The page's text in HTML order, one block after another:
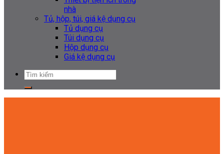
nhà
Tủ, hộp, túi, giá kệ dụng cụ
Tủ dụng cụ
Túi dụng cụ
Hộp dụng cụ
Giá kệ dụng cụ
Tìm